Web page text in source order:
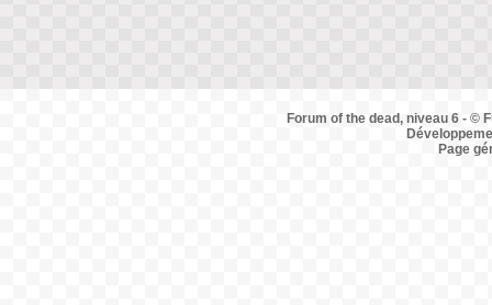
Forum of the dead, niveau 6 - ©
Page